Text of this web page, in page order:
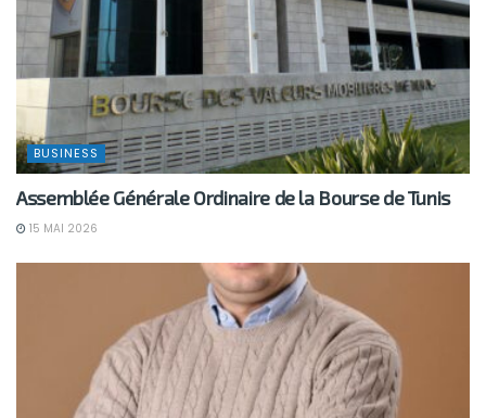
BUSINESS
Assemblée Générale Ordinaire de la Bourse de Tunis
15 MAI 2026